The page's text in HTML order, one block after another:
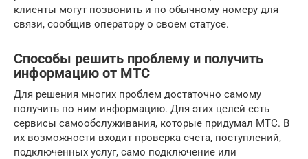
клиенты могут позвонить и по обычному номеру для
связи, сообщив оператору о своем статусе.
Способы решить проблему и получить
информацию от МТС
Для решения многих проблем достаточно самому
получить по ним информацию. Для этих целей есть
сервисы самообслуживания, которые придумал МТС. В
их возможности входит проверка счета, поступлений,
подключенных услуг, само подключение или